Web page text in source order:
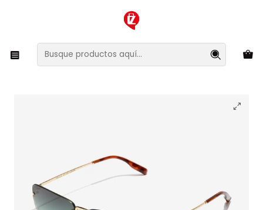
XMAS SALE ¡Compra antes de que la oferta termine!
Lentes y Accesorios Lentes de Sol
Lentes de Sol Hawkers Wind - Paula Echevarria
HWIN23DEME